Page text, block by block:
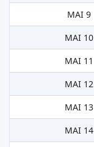
MAI 9
MAI 10
MAI 11
MAI 12
MAI 13
MAI 14